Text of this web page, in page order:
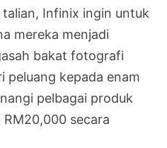
Infinix ingin untuk
mereka menjadi
bakat fotografi
peluang kepada enam
pelbagai produk
secara